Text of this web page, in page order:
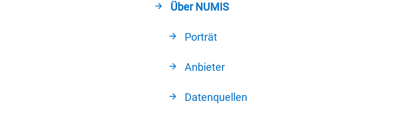
Über NUMIS
Porträt
Anbieter
Datenquellen